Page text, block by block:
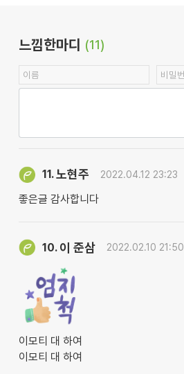
느낌한마디 (11)
11.노현주 2022.04.12 23:23
좋은글 감사합니다
10. 이 준삼 2022.02.10 21:50
이모티 대 하여
이모티 대 하여